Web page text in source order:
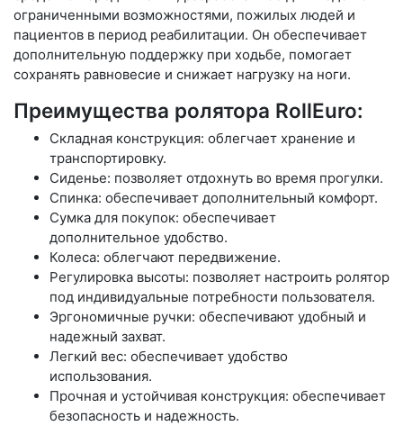
ограниченными возможностями, пожилых людей и
пациентов в период реабилитации. Он обеспечивает
дополнительную поддержку при ходьбе, помогает
сохранять равновесие и снижает нагрузку на ноги.
Преимущества ролятора RollEuro:
Складная конструкция: облегчает хранение и
транспортировку.
Сиденье: позволяет отдохнуть во время прогулки.
Спинка: обеспечивает дополнительный комфорт.
Сумка для покупок: обеспечивает
дополнительное удобство.
Колеса: облегчают передвижение.
Регулировка высоты: позволяет настроить ролятор
под индивидуальные потребности пользователя.
Эргономичные ручки: обеспечивают удобный и
надежный захват.
Легкий вес: обеспечивает удобство
использования.
Прочная и устойчивая конструкция: обеспечивает
безопасность и надежность.